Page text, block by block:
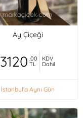
Ay Çiçeği
3120 ,00
TL
KDV
Dahil
İstanbul'a Aynı Gün